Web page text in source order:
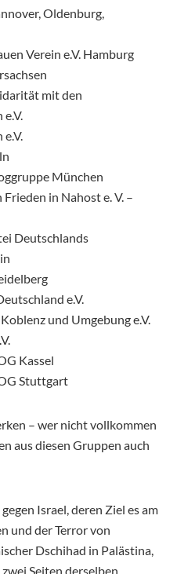
Oldenburg,
Verein e.V. Hamburg
mit den
München
in Nahost e. V. –
Deutschlands
e.V.
und Umgebung e.V.
Kassel
Stuttgart
– wer nicht vollkommen
aus diesen Gruppen auch
Israel, deren Ziel es am
und der Terror von
Dschihad in Palästina,
Seiten derselben